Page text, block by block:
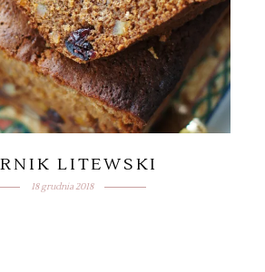
LITEWSKI
18 grudnia 2018